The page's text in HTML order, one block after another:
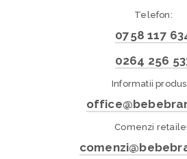
Telefon:
0758 117
0264 256
Informatii
Comenzi